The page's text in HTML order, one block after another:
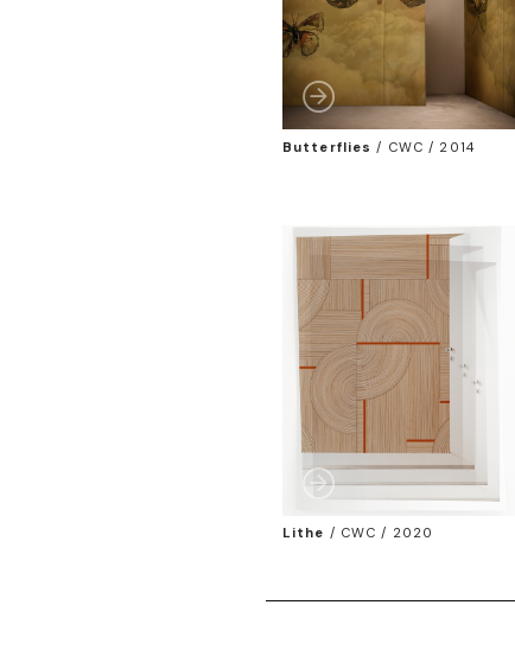
Butterflies / CWC / 2014
Lithe / CWC / 2020